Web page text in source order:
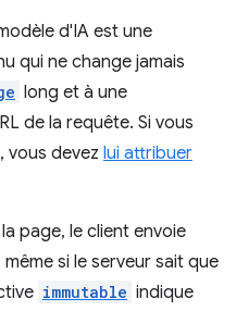
d'IA est une
qui ne change jamais
long et à une
de la requête. Si vous
vous devez lui attribuer
page, le client envoie
si le serveur sait que
immutable indique